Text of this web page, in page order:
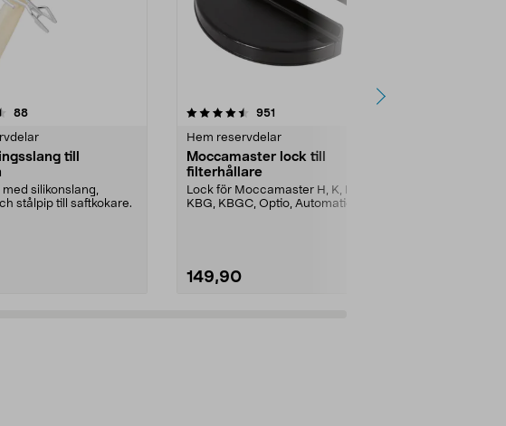
88recensioner
till
silikonslang,
stålpip till saftkokare.
4.5 av 5 stjärnor 951
Hem reservdelar
Moccamaster lock till
filterhållare
Lock för Moccamaster H, K, KB,
KBG, KBGC, Optio, Automatic,
149,90
3.5 av 5 stjärnor